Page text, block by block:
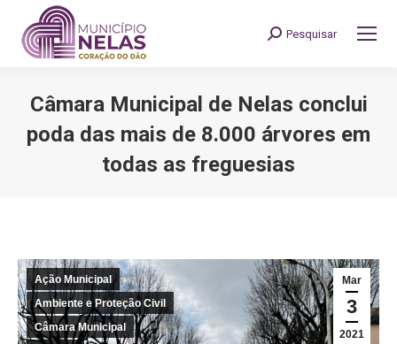
Search:
Pesquisar
Câmara Municipal de Nelas conclui
poda das mais de 8.000 árvores em
todas as freguesias
Mar
3
2021
Ação Municipal
Ambiente e Proteção Civil
Câmara Municipal